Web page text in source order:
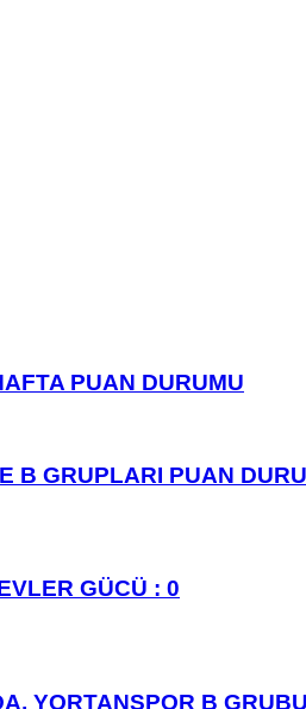
PUAN DURUMU
B GRUPLARI PUAN
GÜCÜ : 0
YORTANSPOR B